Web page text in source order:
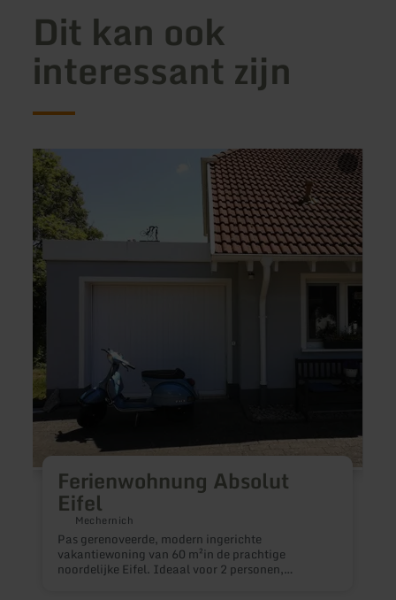
Dit kan ook
interessant zijn
Ferienwohnung Absolut
Eifel
Mechernich
Pas gerenoveerde, modern ingerichte
vakantiewoning van 60 m²in de prachtige
noordelijke Eifel. Ideaal voor 2 personen,
meer
informatie
over:
Ferienwohnung
Absolut
Eifel
meer
over:
Am